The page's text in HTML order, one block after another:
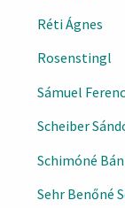
Réti Ágnes
Rosenstingl
Sámuel
Scheiber
Schimóné
Sehr Benőné